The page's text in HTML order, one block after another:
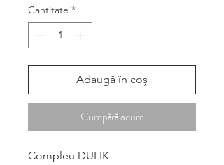
Cantitate *
Adaugă în coș
Cumpără acum
Compleu DULIK